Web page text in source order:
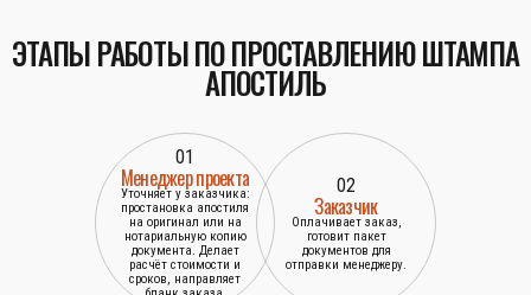
ЭТАПЫ РАБОТЫ ПО ПРОСТАВЛЕНИЮ ШТАМПА
АПОСТИЛЬ
01
Менеджер проекта
Уточняет у заказчика:
простановка апостиля
на оригинал или на
нотариальную копию
документа. Делает
расчёт стоимости и
сроков, направляет
02
Заказчик
Оплачивает заказ,
готовит пакет
документов для
отправки менеджеру.